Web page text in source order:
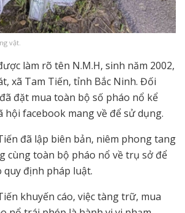
vật.
làm rõ tên N.M.H, sinh năm 2002,
xã Tam Tiến, tỉnh Bắc Ninh. Đối
đặt mua toàn bộ số pháo nổ kể
facebook mang về để sử dụng.
đã lập biên bản, niêm phong tang
cùng toàn bộ pháo nổ về trụ sở để
định pháp luật.
khuyến cáo, việc tàng trữ, mua